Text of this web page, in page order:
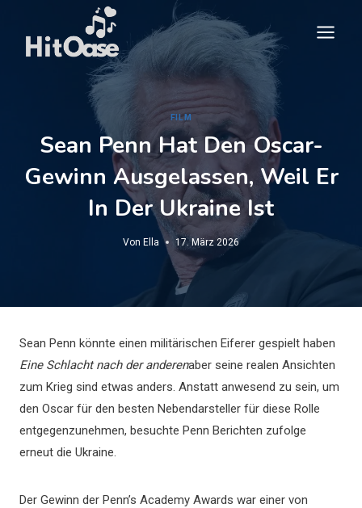
springen
FILM
Sean Penn Hat Den Oscar-
Gewinn Ausgelassen, Weil Er
In Der Ukraine Ist
Von Ella 17. März 2026
Sean Penn könnte einen militärischen Eiferer gespielt haben
Eine Schlacht nach der anderenaber seine realen Ansichten
zum Krieg sind etwas anders. Anstatt anwesend zu sein, um
den Oscar für den besten Nebendarsteller für diese Rolle
entgegenzunehmen, besuchte Penn Berichten zufolge
erneut die Ukraine.
Der Gewinn der Penn’s Academy Awards war einer von